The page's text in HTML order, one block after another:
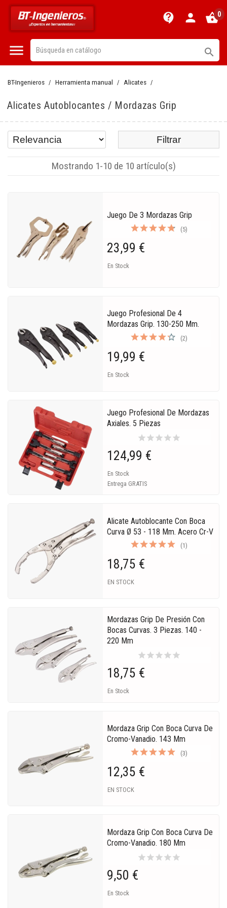
contact_support person shopping_basket0
 
BT-Ingenieros Herramienta manual Alicates
Alicates Autoblocantes / Mordazas Grip
Filtrar
Mostrando 1-10 de 10 artículo(s)
Juego De 3 Mordazas Grip
(5)
23,99 €
En Stock
Juego Profesional De 4
Mordazas Grip. 130-250 Mm.
(2)
19,99 €
En Stock
Juego Profesional De Mordazas
Axiales. 5 Piezas
starstarstarstarstar
124,99 €
En Stock
Entrega GRATIS
Alicate Autoblocante Con Boca
Curva Ø 53 - 118 Mm. Acero Cr-V
(1)
18,75 €
EN STOCK
Mordazas Grip De Presión Con
Bocas Curvas. 3 Piezas. 140 -
220 Mm
starstarstarstarstar
18,75 €
En Stock
Mordaza Grip Con Boca Curva De
Cromo-Vanadio. 143 Mm
(3)
12,35 €
EN STOCK
Mordaza Grip Con Boca Curva De
Cromo-Vanadio. 180 Mm
starstarstarstarstar
9,50 €
En Stock